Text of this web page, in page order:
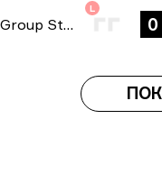
Group Stage
L
0